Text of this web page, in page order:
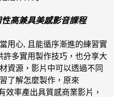
高兼具美感影音課程
用心, 且能循序漸進的練習實
許多實用製作技巧，也分享大
資源，影片中可以透過不同
了解怎麼製作，原來
效率產出具質感商業影片，